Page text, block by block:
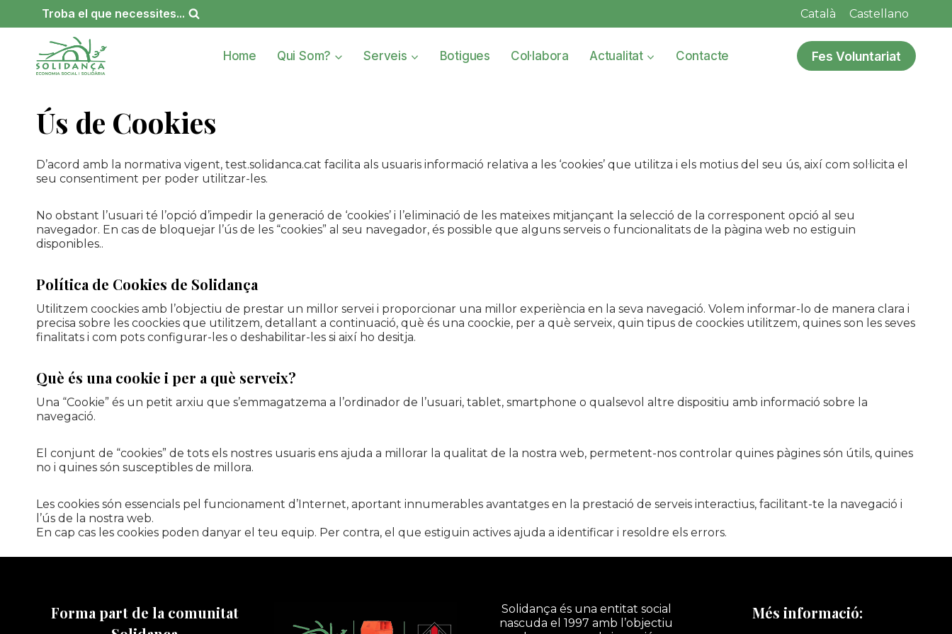
Troba el que necessites... Català Castellano
Home Qui Som? Serveis Botigues Col·labora Actualitat Contacte Fes Voluntariat
Ús de Cookies
D’acord amb la normativa vigent, test.solidanca.cat facilita als usuaris informació relativa a les ‘cookies’ que utilitza i els motius del seu ús, així com sol·licita el
seu consentiment per poder utilitzar-les.
No obstant l’usuari té l’opció d’impedir la generació de ‘cookies’ i l’eliminació de les mateixes mitjançant la selecció de la corresponent opció al seu
navegador. En cas de bloquejar l’ús de les “cookies” al seu navegador, és possible que alguns serveis o funcionalitats de la pàgina web no estiguin
disponibles..
Política de Cookies de Solidança
Utilitzem coockies amb l’objectiu de prestar un millor servei i proporcionar una millor experiència en la seva navegació. Volem informar-lo de manera clara i
precisa sobre les coockies que utilitzem, detallant a continuació, què és una coockie, per a què serveix, quin tipus de coockies utilitzem, quines son les seves
finalitats i com pots configurar-les o deshabilitar-les si així ho desitja.
Què és una cookie i per a què serveix?
Una “Cookie” és un petit arxiu que s’emmagatzema a l’ordinador de l’usuari, tablet, smartphone o qualsevol altre dispositiu amb informació sobre la
navegació.
El conjunt de “cookies” de tots els nostres usuaris ens ajuda a millorar la qualitat de la nostra web, permetent-nos controlar quines pàgines són útils, quines
no i quines són susceptibles de millora.
Les cookies són essencials pel funcionament d’Internet, aportant innumerables avantatges en la prestació de serveis interactius, facilitant-te la navegació i
l’ús de la nostra web.
En cap cas les cookies poden danyar el teu equip. Per contra, el que estiguin actives ajuda a identificar i resoldre els errors.
Forma part de la comunitat
Solidança és una entitat social
nascuda el 1997 amb l’objectiu
Més informació: